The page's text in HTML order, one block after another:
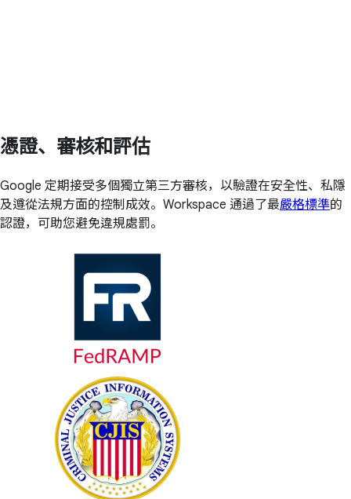
憑證、審核和評估
Google 定期接受多個獨立第三方審核，以驗證在安全性、私隱
及遵從法規方面的控制成效。Workspace 通過了最嚴格標準的
認證，可助您避免違規處罰。